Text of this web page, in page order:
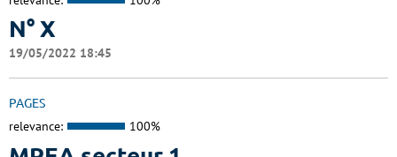
N° X
19/05/2022 18:45
PAGES
relevance: 100%